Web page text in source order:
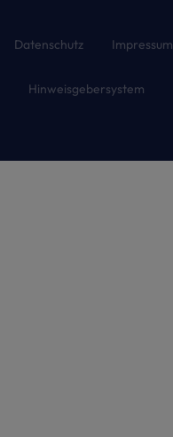
Datenschutz Impressum
Hinweisgebersystem